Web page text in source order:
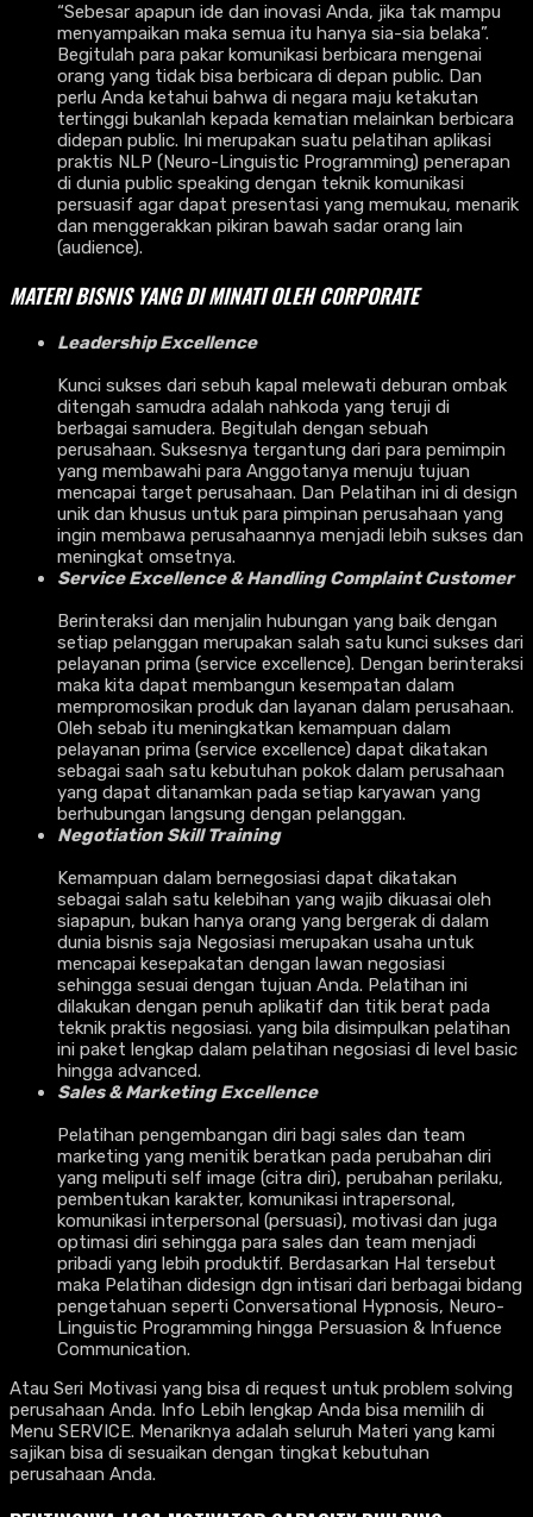
“Sebesar apapun ide dan inovasi Anda, jika tak mampu
menyampaikan maka semua itu hanya sia-sia belaka”.
Begitulah para pakar komunikasi berbicara mengenai
orang yang tidak bisa berbicara di depan public. Dan
perlu Anda ketahui bahwa di negara maju ketakutan
tertinggi bukanlah kepada kematian melainkan berbicara
didepan public. Ini merupakan suatu pelatihan aplikasi
praktis NLP (Neuro-Linguistic Programming) penerapan
di dunia public speaking dengan teknik komunikasi
persuasif agar dapat presentasi yang memukau, menarik
dan menggerakkan pikiran bawah sadar orang lain
(audience).
MATERI BISNIS YANG DI MINATI OLEH CORPORATE
Leadership Excellence
Kunci sukses dari sebuh kapal melewati deburan ombak
ditengah samudra adalah nahkoda yang teruji di
berbagai samudera. Begitulah dengan sebuah
perusahaan. Suksesnya tergantung dari para pemimpin
yang membawahi para Anggotanya menuju tujuan
mencapai target perusahaan. Dan Pelatihan ini di design
unik dan khusus untuk para pimpinan perusahaan yang
ingin membawa perusahaannya menjadi lebih sukses dan
meningkat omsetnya.
Service Excellence & Handling Complaint Customer
Berinteraksi dan menjalin hubungan yang baik dengan
setiap pelanggan merupakan salah satu kunci sukses dari
pelayanan prima (service excellence). Dengan berinteraksi
maka kita dapat membangun kesempatan dalam
mempromosikan produk dan layanan dalam perusahaan.
Oleh sebab itu meningkatkan kemampuan dalam
pelayanan prima (service excellence) dapat dikatakan
sebagai saah satu kebutuhan pokok dalam perusahaan
yang dapat ditanamkan pada setiap karyawan yang
berhubungan langsung dengan pelanggan.
Negotiation Skill Training
Kemampuan dalam bernegosiasi dapat dikatakan
sebagai salah satu kelebihan yang wajib dikuasai oleh
siapapun, bukan hanya orang yang bergerak di dalam
dunia bisnis saja Negosiasi merupakan usaha untuk
mencapai kesepakatan dengan lawan negosiasi
sehingga sesuai dengan tujuan Anda. Pelatihan ini
dilakukan dengan penuh aplikatif dan titik berat pada
teknik praktis negosiasi. yang bila disimpulkan pelatihan
ini paket lengkap dalam pelatihan negosiasi di level basic
hingga advanced.
Sales & Marketing Excellence
Pelatihan pengembangan diri bagi sales dan team
marketing yang menitik beratkan pada perubahan diri
yang meliputi self image (citra diri), perubahan perilaku,
pembentukan karakter, komunikasi intrapersonal,
komunikasi interpersonal (persuasi), motivasi dan juga
optimasi diri sehingga para sales dan team menjadi
pribadi yang lebih produktif. Berdasarkan Hal tersebut
maka Pelatihan didesign dgn intisari dari berbagai bidang
pengetahuan seperti Conversational Hypnosis, Neuro-
Linguistic Programming hingga Persuasion & Infuence
Communication.
Atau Seri Motivasi yang bisa di request untuk problem solving
perusahaan Anda. Info Lebih lengkap Anda bisa memilih di
Menu SERVICE. Menariknya adalah seluruh Materi yang kami
sajikan bisa di sesuaikan dengan tingkat kebutuhan
perusahaan Anda.